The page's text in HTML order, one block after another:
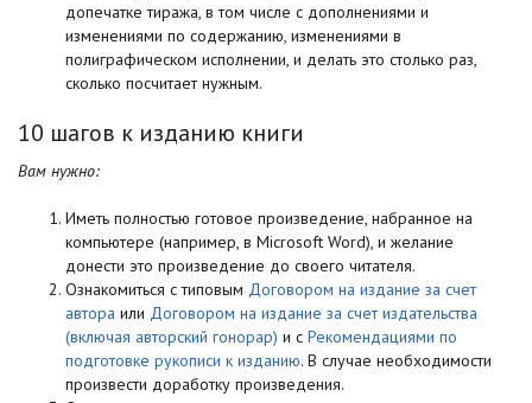
допечатке тиража, в том числе с дополнениями и
изменениями по содержанию, изменениями в
полиграфическом исполнении, и делать это столько раз,
сколько посчитает нужным.
10 шагов к изданию книги
Вам нужно:
Иметь полностью готовое произведение, набранное на
компьютере (например, в Microsoft Word), и желание
донести это произведение до своего читателя.
Ознакомиться с типовым Договором на издание за счет
автора или Договором на издание за счет издательства
(включая авторский гонорар) и с Рекомендациями по
подготовке рукописи к изданию. В случае необходимости
произвести доработку произведения.